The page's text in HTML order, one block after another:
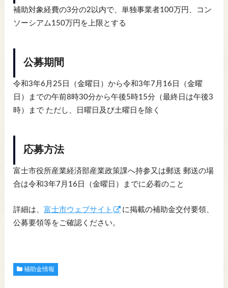
補助対象経費の3分の2以内で、単独事業者100万円、コン
ソーシアム150万円を上限とする
公募期間
令和3年6月25日（金曜日）から令和3年7月16日（金曜
日）までの午前8時30分から午後5時15分（最終日は午後3
時）まで ただし、日曜日及び土曜日を除く
応募方法
富士市役所産業経済部産業政策課へ持参又は郵送 郵送の場
合は令和3年7月16日（金曜日）までに必着のこと
詳細は、富士市ウェブサイト
に掲載の補助金交付要領、
公募要領等をご確認ください。
補助金情報